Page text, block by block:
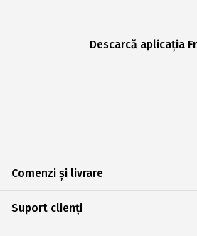
Descarcă aplicația
Comenzi și livrare
Suport clienți